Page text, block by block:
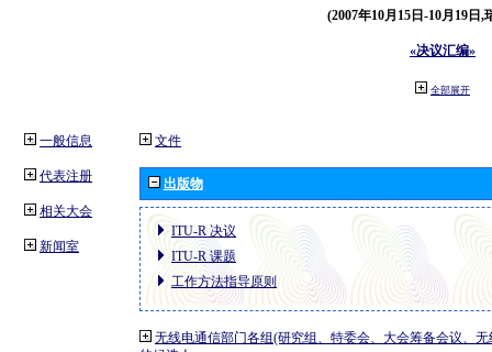
(2007年10月15日-10月19日,
«决议汇编»
全部展开
一般信息
代表注册
相关大会
新闻室
文件
出版物
ITU-R 决议
ITU-R 课题
工作方法指导原则
无线电通信部门各组(研究组、特委会、大会筹备会议、